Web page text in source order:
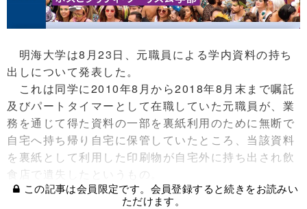
明海大学は8月23日、元職員による学内資料の持ち
出しについて発表した。
これは同学に2010年8月から2018年8月末まで嘱託
及びパートタイマーとして在職していた元職員が、業
務を通じて得た資料の一部を裏紙利用のために無断で
自宅へ持ち帰り自宅に保管していたところ、当該資料
を裏紙として利用した印刷物が自宅外に持ち出され飲
食店で遺失したというもの。
この記事は会員限定です。会員登録すると続きをお読みい
ただけます。